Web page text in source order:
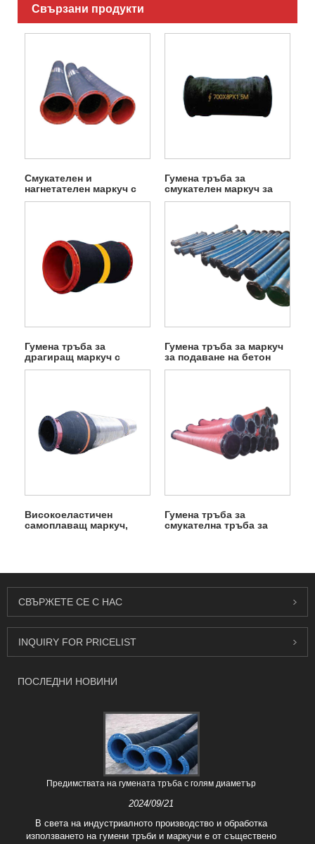
Свързани продукти
Смукателен и
нагнетателен маркуч с
голям диаметър
Гумена тръба за
смукателен маркуч за
кал
Гумена тръба за
драгиращ маркуч с
фланец
Гумена тръба за маркуч
за подаване на бетон
Високоеластичен
самоплаващ маркуч,
Гумена тръба за
смукателна тръба за
СВЪРЖЕТЕ СЕ С НАС
INQUIRY FOR PRICELIST
ПОСЛЕДНИ НОВИНИ
Предимствата на гумената тръба с голям диаметър
2024/09/21
В света на индустриалното производство и обработка
използването на гумени тръби и маркучи е от съществено